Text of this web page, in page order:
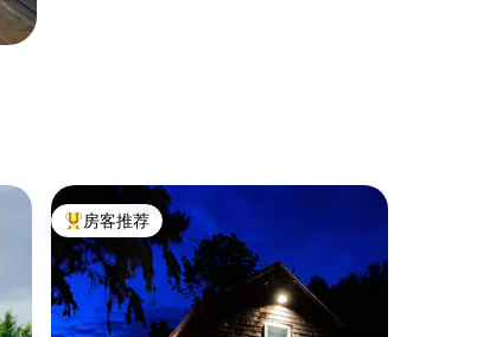
热门「房客推荐」
房客推荐